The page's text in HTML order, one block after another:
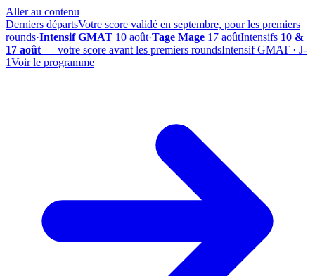
Aller au contenu
Derniers départsVotre score validé en septembre, pour les premiers
rounds·Intensif GMAT 10 août·Tage Mage 17 aoûtIntensifs 10 &
17 août — votre score avant les premiers roundsIntensif GMAT · J-
1Voir le programme